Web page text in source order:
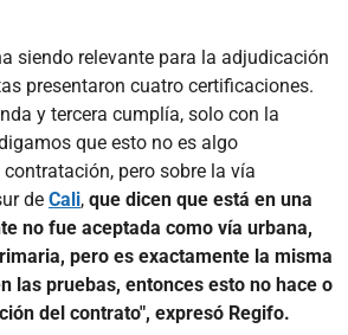
siendo relevante para la adjudicación
presentaron cuatro certificaciones.
y tercera cumplía, solo con la
que esto no es algo
pero sobre la vía
de Cali, que dicen que está en una
no fue aceptada como vía urbana,
pero es exactamente la misma
las pruebas, entonces esto no hace o
del contrato", expresó Regifo.